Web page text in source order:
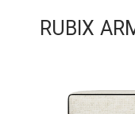
RUBIX